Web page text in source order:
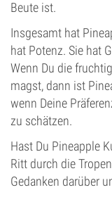
Beute ist.
Insgesamt hat
hat Potenz. Sie hat
Wenn Du die
magst, dann ist
wenn Deine
zu schätzen.
Hast Du Pineapple
Ritt durch die
Gedanken darüber